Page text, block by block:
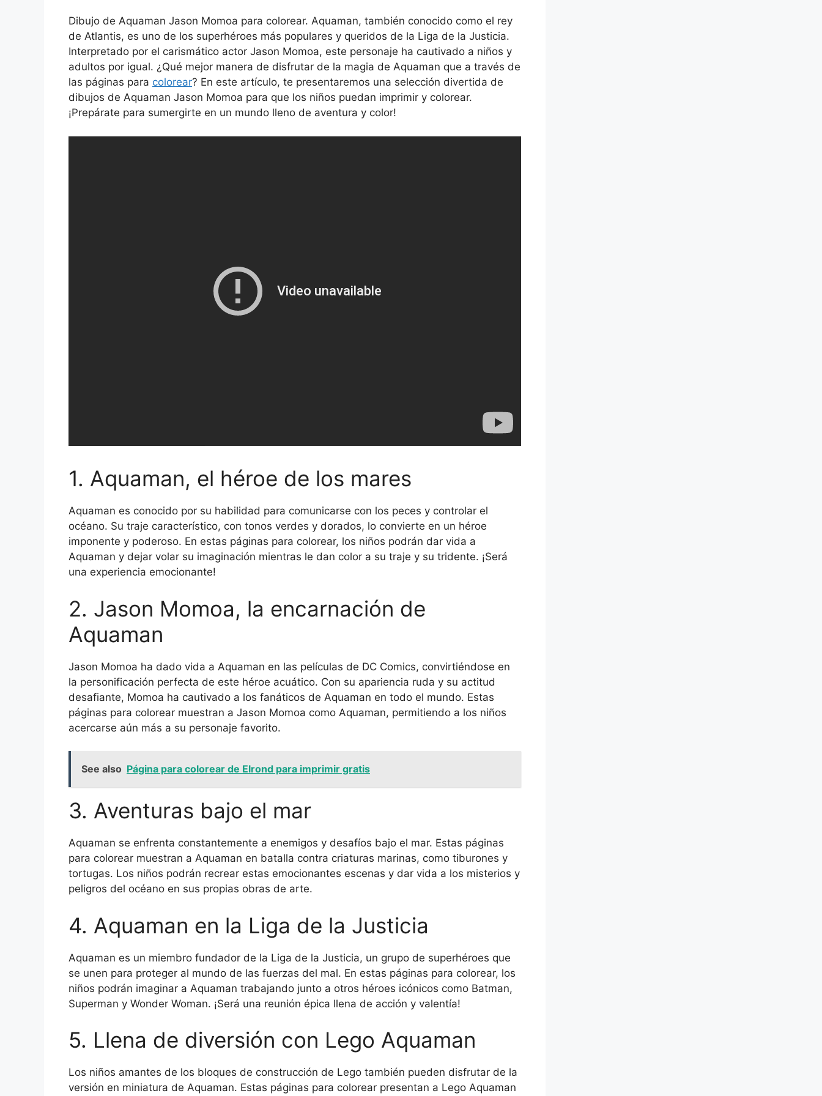
Dibujo de Aquaman Jason Momoa para colorear. Aquaman, también conocido como el rey
de Atlantis, es uno de los superhéroes más populares y queridos de la Liga de la Justicia.
Interpretado por el carismático actor Jason Momoa, este personaje ha cautivado a niños y
adultos por igual. ¿Qué mejor manera de disfrutar de la magia de Aquaman que a través de
las páginas para colorear? En este artículo, te presentaremos una selección divertida de
dibujos de Aquaman Jason Momoa para que los niños puedan imprimir y colorear.
¡Prepárate para sumergirte en un mundo lleno de aventura y color!
1. Aquaman, el héroe de los mares
Aquaman es conocido por su habilidad para comunicarse con los peces y controlar el
océano. Su traje característico, con tonos verdes y dorados, lo convierte en un héroe
imponente y poderoso. En estas páginas para colorear, los niños podrán dar vida a
Aquaman y dejar volar su imaginación mientras le dan color a su traje y su tridente. ¡Será
una experiencia emocionante!
2. Jason Momoa, la encarnación de
Aquaman
Jason Momoa ha dado vida a Aquaman en las películas de DC Comics, convirtiéndose en
la personificación perfecta de este héroe acuático. Con su apariencia ruda y su actitud
desafiante, Momoa ha cautivado a los fanáticos de Aquaman en todo el mundo. Estas
páginas para colorear muestran a Jason Momoa como Aquaman, permitiendo a los niños
acercarse aún más a su personaje favorito.
See also Página para colorear de Elrond para imprimir gratis
3. Aventuras bajo el mar
Aquaman se enfrenta constantemente a enemigos y desafíos bajo el mar. Estas páginas
para colorear muestran a Aquaman en batalla contra criaturas marinas, como tiburones y
tortugas. Los niños podrán recrear estas emocionantes escenas y dar vida a los misterios y
peligros del océano en sus propias obras de arte.
4. Aquaman en la Liga de la Justicia
Aquaman es un miembro fundador de la Liga de la Justicia, un grupo de superhéroes que
se unen para proteger al mundo de las fuerzas del mal. En estas páginas para colorear, los
niños podrán imaginar a Aquaman trabajando junto a otros héroes icónicos como Batman,
Superman y Wonder Woman. ¡Será una reunión épica llena de acción y valentía!
5. Llena de diversión con Lego Aquaman
Los niños amantes de los bloques de construcción de Lego también pueden disfrutar de la
versión en miniatura de Aquaman. Estas páginas para colorear presentan a Lego Aquaman